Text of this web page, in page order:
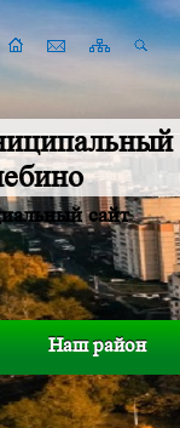
сайт
Наш район